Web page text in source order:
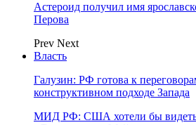
Астероид получил имя
Перова
Prev Next
Власть
Галузин: РФ готова к
конструктивном подходе Запада
МИД РФ: США хотели бы видеть